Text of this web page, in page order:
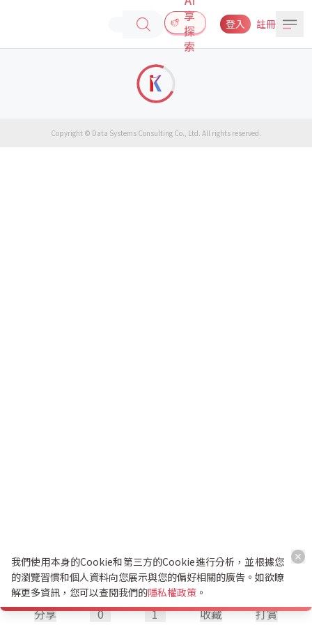
享
探
索
登入 註冊
分享 0 1 收藏 打賞
Copyright © Data Systems Consulting Co., Ltd. All rights reserved.
我們使用本身的Cookie和第三方的Cookie進行分析，並根據您
的瀏覽習慣和個人資料向您展示與您的偏好相關的廣告。如欲瞭
解更多資訊，您可以查閱我們的隱私權政策 。